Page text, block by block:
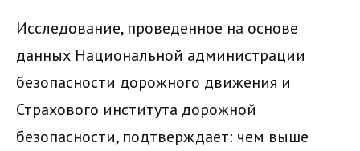
Исследование, проведенное на основе
данных Национальной администрации
безопасности дорожного движения и
Страхового института дорожной
безопасности, подтверждает: чем выше